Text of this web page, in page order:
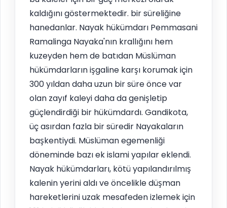
kaldığını göstermektedir. bir süreliğine
hanedanlar. Nayak hükümdarı Pemmasani
Ramalinga Nayaka'nın krallığını hem
kuzeyden hem de batıdan Müslüman
hükümdarların işgaline karşı korumak için
300 yıldan daha uzun bir süre önce var
olan zayıf kaleyi daha da genişletip
güçlendirdiği bir hükümdardı. Gandikota,
üç asırdan fazla bir süredir Nayakaların
başkentiydi. Müslüman egemenliği
döneminde bazı ek islami yapılar eklendi.
Nayak hükümdarları, kötü yapılandırılmış
kalenin yerini aldı ve öncelikle düşman
hareketlerini uzak mesafeden izlemek için